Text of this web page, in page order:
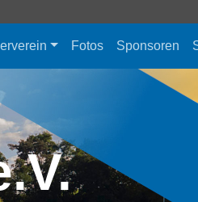
Fotos Sponsoren